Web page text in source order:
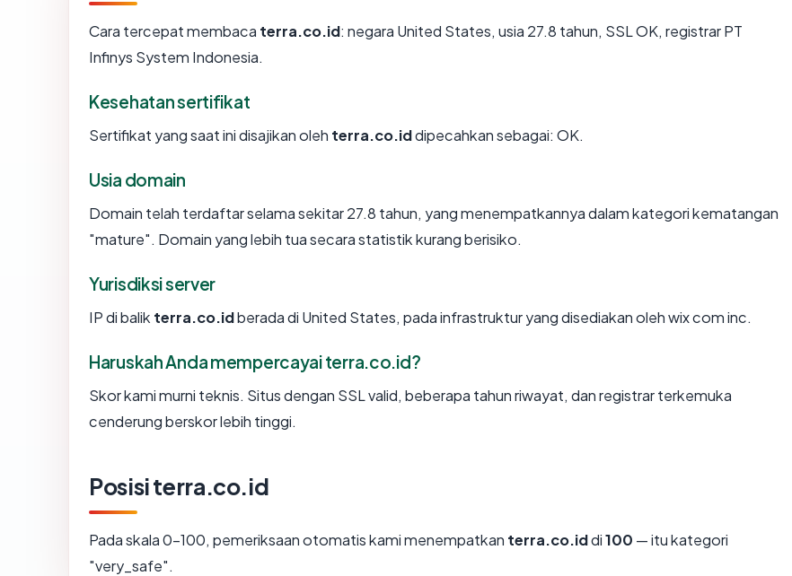
Cara tercepat membaca terra.co.id: negara United States, usia 27.8 tahun, SSL OK, registrar PT
Infinys System Indonesia.
Kesehatan sertifikat
Sertifikat yang saat ini disajikan oleh terra.co.iddipecahkan sebagai: OK.
Usia domain
Domain telah terdaftar selama sekitar 27.8 tahun, yang menempatkannya dalam kategori kematangan
"mature". Domain yang lebih tua secara statistik kurang berisiko.
Yurisdiksi server
IP di balik terra.co.idberada di United States, pada infrastruktur yang disediakan oleh wix com inc.
Haruskah Anda mempercayai terra.co.id?
Skor kami murni teknis. Situs dengan SSL valid, beberapa tahun riwayat, dan registrar terkemuka
cenderung berskor lebih tinggi.
Posisi terra.co.id
Pada skala 0-100, pemeriksaan otomatis kami menempatkan terra.co.iddi100 — itu kategori
"very_safe".